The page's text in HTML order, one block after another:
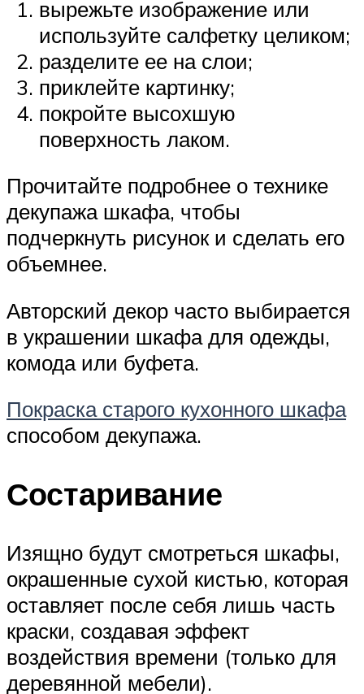
вырежьте изображение или
используйте салфетку целиком;
разделите ее на слои;
приклейте картинку;
покройте высохшую
поверхность лаком.
Прочитайте подробнее о технике
декупажа шкафа, чтобы
подчеркнуть рисунок и сделать его
объемнее.
Авторский декор часто выбирается
в украшении шкафа для одежды,
комода или буфета.
Покраска старого кухонного шкафа
способом декупажа.
Состаривание
Изящно будут смотреться шкафы,
окрашенные сухой кистью, которая
оставляет после себя лишь часть
краски, создавая эффект
воздействия времени (только для
деревянной мебели).